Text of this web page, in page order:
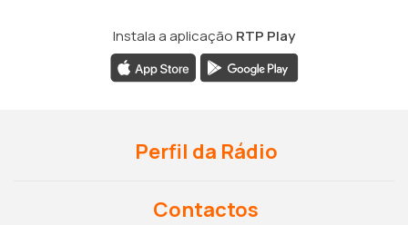
Instala a aplicação RTP Play
Perfil da Rádio
Contactos